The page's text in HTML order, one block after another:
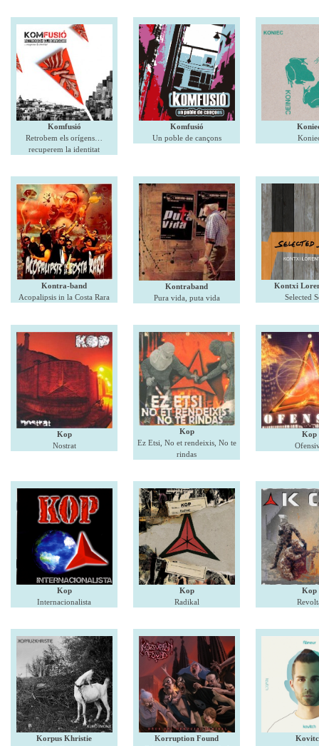
Komfusió
Retrobem els orígens…
recuperem la identitat
Komfusió
Un poble de cançons
Kontra-band
Acopalipsis in la Costa Rara
Kontraband
Pura vida, puta vida
Kontxi
Selected
Kop
Nostrat
Kop
Ez Etsi, No et rendeixis, No te
rindas
Kop
Kop
Internacionalista
Kop
Radikal
Kop
Korpus Khristie
Korruption Found